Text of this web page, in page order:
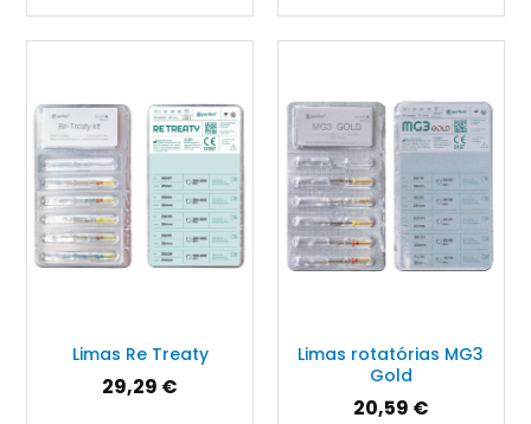
Limas Re Treaty
29,29 €
Limas rotatórias MG3
Gold
20,59 €